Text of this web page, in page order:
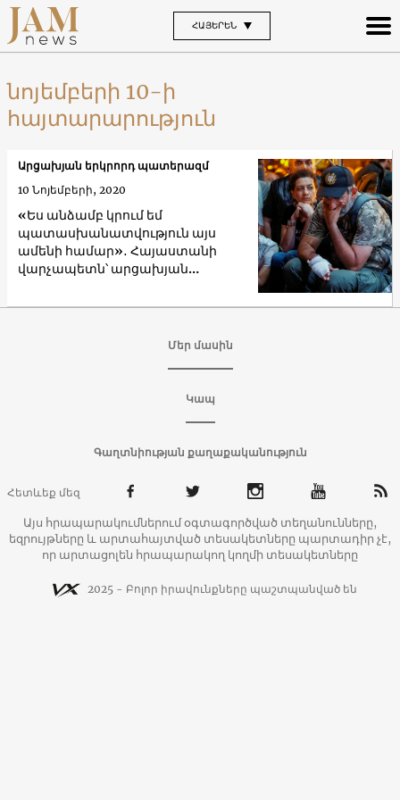
ՀԱՅԵՐԵՆ
նոյեմբերի 10-ի
հայտարարություն
«Ես անձամբ կրում եմ
պատասխանատվություն այս
ամենի համար»․ Հայաստանի
վարչապետն՝ արցախյան
Արցախյան երկրորդ պատերազմ
10 Նոյեմբերի, 2020
Մեր մասին
Կապ
Գաղտնիության քաղաքականություն
Հետևեք մեզ
Այս հրապարակումներում օգտագործված տեղանունները,
եզրույթները և արտահայտված տեսակետները պարտադիր չէ,
որ արտացոլեն հրապարակող կողմի տեսակետները
2025 - Բոլոր իրավունքները պաշտպանված են